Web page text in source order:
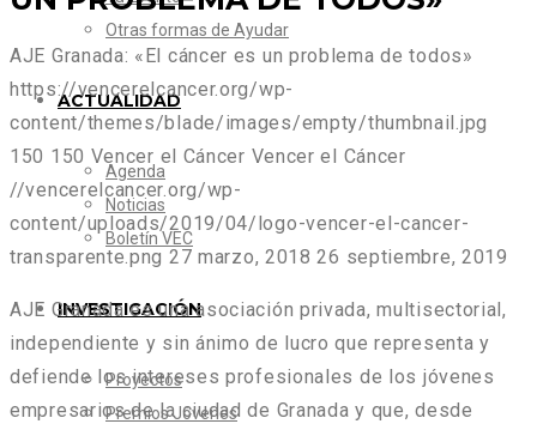
Otras formas de Ayudar
ACTUALIDAD
Agenda
Noticias
Boletín VEC
INVESTIGACIÓN
Proyectos
Premios Jóvenes
AJE Granada: «El cáncer es un problema de todos»
https://vencerelcancer.org/wp-
content/themes/blade/images/empty/thumbnail.jpg
150 150 Vencer el Cáncer Vencer el Cáncer
//vencerelcancer.org/wp-
content/uploads/2019/04/logo-vencer-el-cancer-
transparente.png 27 marzo, 2018 26 septiembre, 2019
AJE Granada es una asociación privada, multisectorial,
independiente y sin ánimo de lucro que representa y
defiende los intereses profesionales de los jóvenes
empresarios de la ciudad de Granada y que, desde